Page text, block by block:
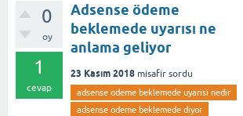
0
oy
1
cevap
Adsense ödeme
beklemede uyarısı ne
anlama geliyor
23 Kasım 2018 misafir sordu
adsense odeme beklemede uyarisi nedir
adsense odeme beklemede diyor